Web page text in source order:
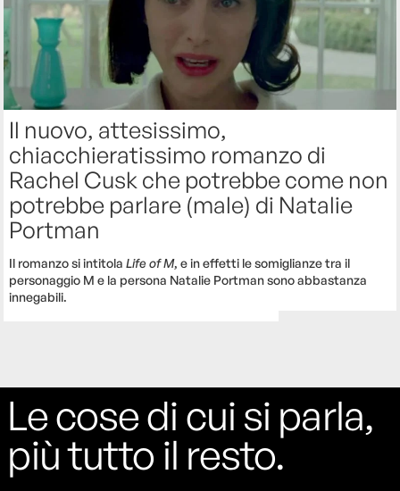
Il nuovo, attesissimo,
chiacchieratissimo romanzo di
Rachel Cusk che potrebbe come non
potrebbe parlare (male) di Natalie
Portman
Il romanzo si intitolaLife of M, e in effetti le somiglianze tra il
personaggio M e la persona Natalie Portman sono abbastanza
innegabili.
Le cose di cui si parla,
più tutto il resto.